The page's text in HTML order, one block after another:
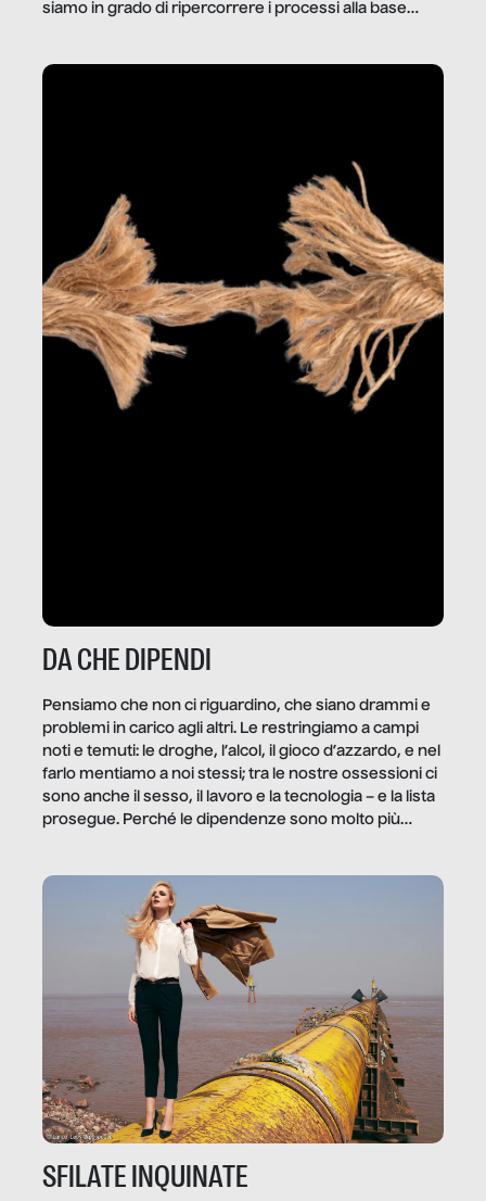
siamo in grado di ripercorrere i processi alla base
dietro gli oggetti e i servizi che fanno la nostra vita
DA CHE DIPENDI
Pensiamo che non ci riguardino, che siano drammi e
problemi in carico agli altri. Le restringiamo a campi
noti e temuti: le droghe, l’alcol, il gioco d’azzardo, e nel
farlo mentiamo a noi stessi; tra le nostre ossessioni ci
sono anche il sesso, il lavoro e la tecnologia – e la lista
prosegue. Perché le dipendenze sono molto più
trae un guadagno. In questo reportage vediamo
quale e come.
SFILATE INQUINATE